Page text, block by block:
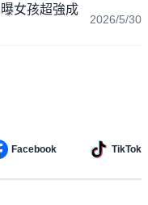
女孩超強成
2026/5/30
Facebook TikTok